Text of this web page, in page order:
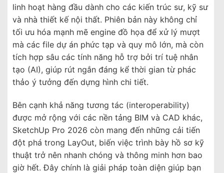
linh hoạt hàng đầu dành cho các kiến trúc sư, kỹ sư
và nhà thiết kế nội thất. Phiên bản này không chỉ
tối ưu hóa mạnh mẽ engine đồ họa để xử lý mượt
mà các file dự án phức tạp và quy mô lớn, mà còn
tích hợp sâu các tính năng hỗ trợ bởi trí tuệ nhân
tạo (AI), giúp rút ngắn đáng kể thời gian từ phác
thảo ý tưởng đến dựng hình chi tiết.
Bên cạnh khả năng tương tác (interoperability)
được mở rộng với các nền tảng BIM và CAD khác,
SketchUp Pro 2026 còn mang đến những cải tiến
đột phá trong LayOut, biến việc trình bày hồ sơ kỹ
thuật trở nên nhanh chóng và thông minh hơn bao
giờ hết. Đây chính là giải pháp toàn diện giúp bạn